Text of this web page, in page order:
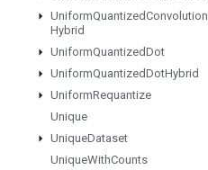
UniformQuantizedConvolution
Hybrid
UniformQuantizedDot
UniformQuantizedDotHybrid
UniformRequantize
Unique
UniqueDataset
UniqueWithCounts
つながる